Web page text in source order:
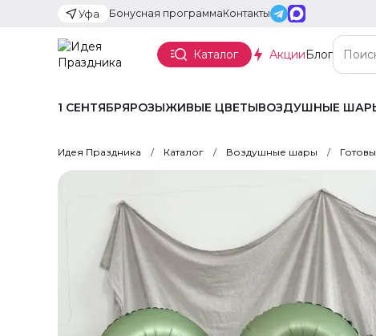
Уфа Бонусная программаКонтакты
Каталог АкцииБлог
1 СЕНТЯБРЯРОЗЫЖИВЫЕ ЦВЕТЫВОЗДУШНЫЕ
Идея Праздника Каталог Воздушные шары